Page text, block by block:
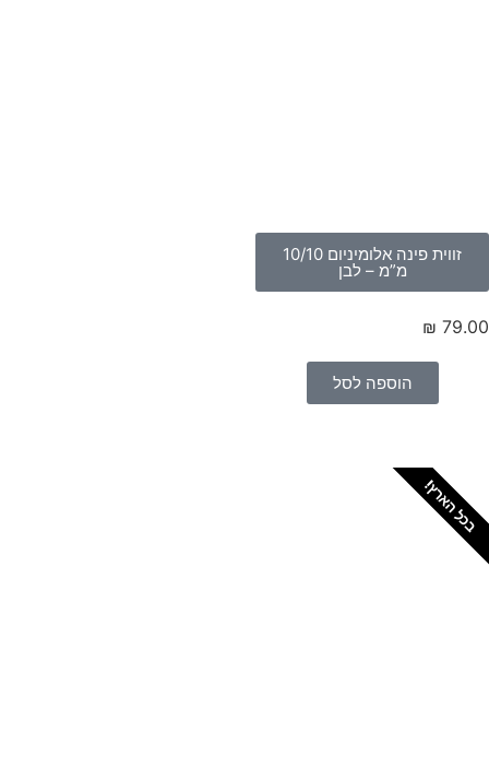
זווית פינה אלומיניום 10/10
מ”מ – לבן
₪
הוספה לסל
הארץ!